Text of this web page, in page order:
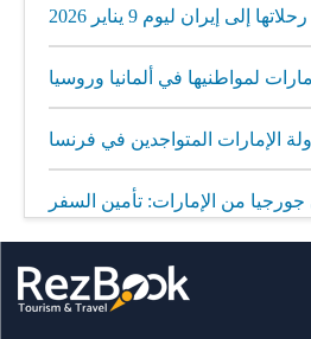
إلى إيران ليوم 9 يناير 2026
لمواطنيها في ألمانيا وروسيا
الإمارات المتواجدين في فرنسا
من الإمارات: تأمين السفر
إلزامي
رحلات مباشرة إلى ميونيخ عبر